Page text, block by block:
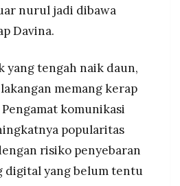
nurul jadi dibawa
Davina.
yang tengah naik daun,
memang kerap
komunikasi
popularitas
risiko penyebaran
digital yang belum tentu